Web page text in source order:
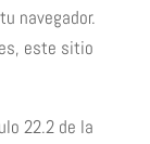
navegador.
este sitio
22.2 de la